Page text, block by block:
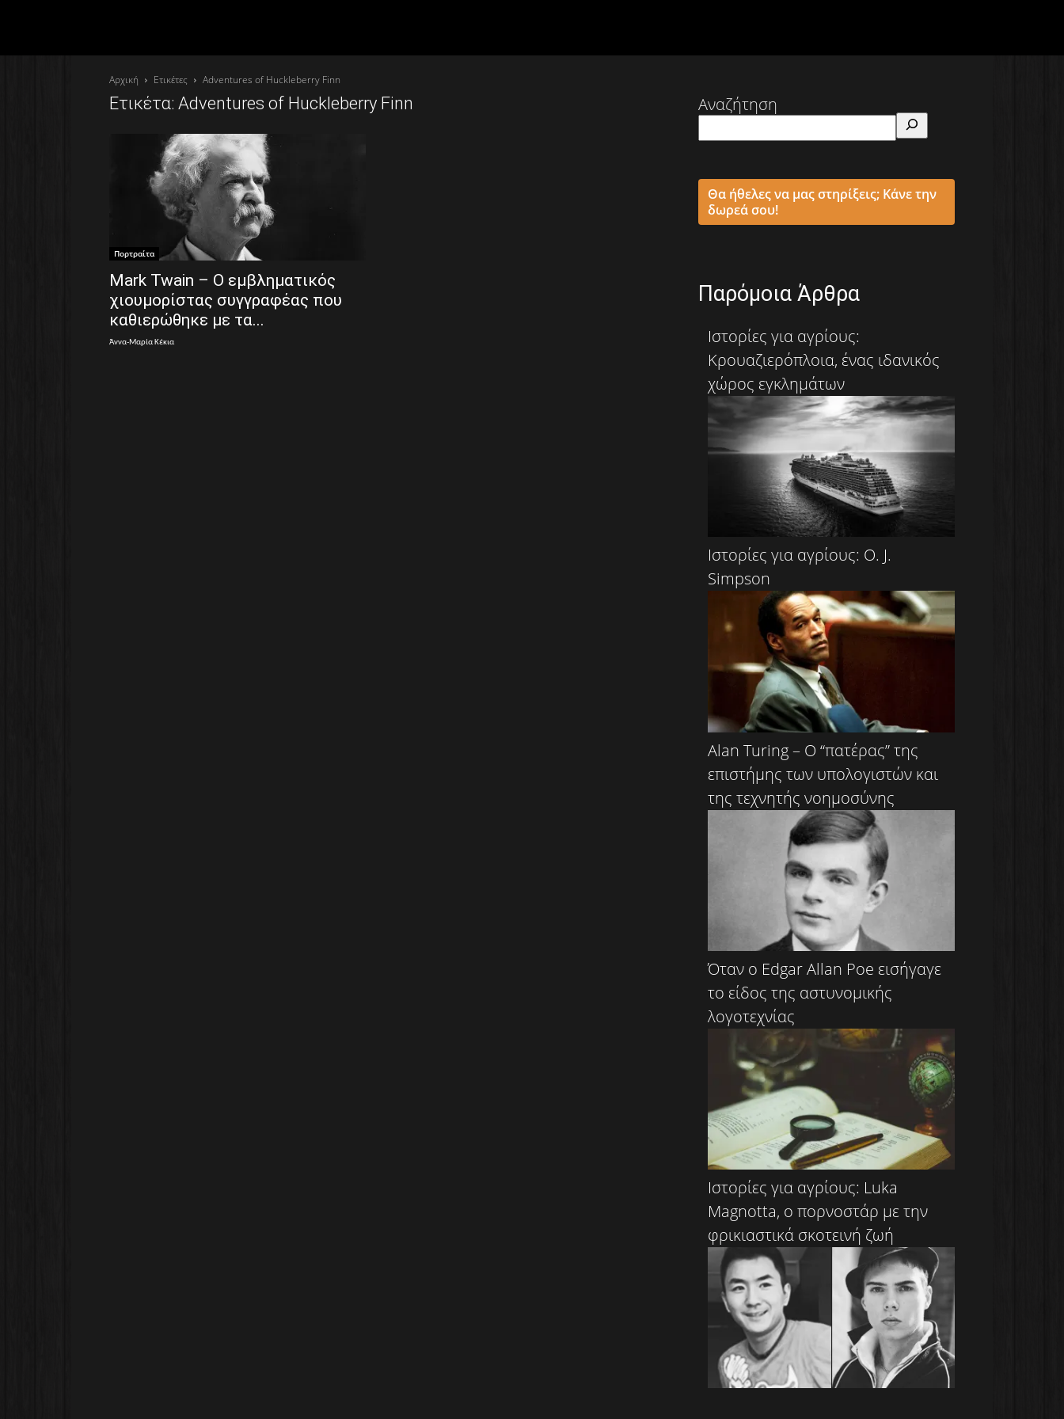
Αρχική Ετικέτες Adventures of Huckleberry Finn
Ετικέτα: Adventures of Huckleberry Finn
Πορτραίτα
Mark Twain – Ο εμβληματικός
χιουμορίστας συγγραφέας που
καθιερώθηκε με τα...
Άννα-Μαρία Κέκια
Αναζήτηση
Θα ήθελες να μας στηρίξεις; Κάνε την
δωρεά σου!
Παρόμοια Άρθρα
Ιστορίες για αγρίους:
Kρουαζιερόπλοια, ένας ιδανικός
χώρος εγκλημάτων
Ιστορίες για αγρίους: O. J.
Simpson
Alan Turing – Ο “πατέρας” της
επιστήμης των υπολογιστών και
της τεχνητής νοημοσύνης
Όταν ο Edgar Allan Poe εισήγαγε
το είδος της αστυνομικής
λογοτεχνίας
Ιστορίες για αγρίους: Luka
Magnotta, ο πορνοστάρ με την
φρικιαστικά σκοτεινή ζωή